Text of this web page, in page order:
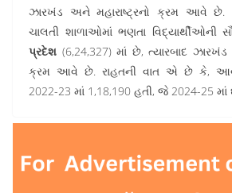
ઝારખંડ અને મહારાષ્ટ્રનો ક્રમ આવે છે.
ચાલતી શાળાઓમાં ભણતા વિદ્યાર્થીઓની
પ્રદેશ (6,24,327) માં છે, ત્યારબાદ
ક્રમ આવે છે. રાહતની વાત એ છે કે,
2022-23 માં 1,18,190 હતી, જે 2024-25 માં